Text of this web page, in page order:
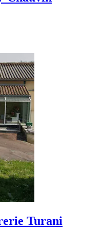
Turani